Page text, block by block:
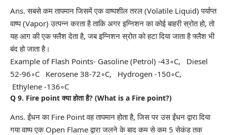
Ans. सबसे कम तापमान जिसमें एक वाष्पशील तरल (Volatile Liquid) पर्याप्त
वाष्प (Vapor) उत्पन्न करता है ताकि अगर इग्निशन का कोई बाहरी स्रोत हो, तो
यह आग की एक फ्लैश देता है, जब इग्निशन स्रोत को हटा दिया जाता है फ्लैश भी
बंद हो जाता है।
Example of Flash Points- Gasoline (Petrol) -43◦C, Diesel
52-96◦C Kerosene 38-72◦C, Hydrogen -150◦C,
Ethylene -136◦C
Q 9. Fire point क्या होता है? (What is a Fire point?)
Ans. ईंधन का Fire Point वह तापमान होता है, जिस पर उस ईंधन द्वारा दिया
गया वाष्प एक Open Flame द्वारा जलने के बाद कम से कम 5 सेकंड तक